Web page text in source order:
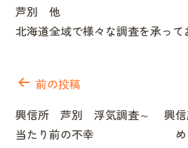
芦別 他
北海道全域で様々な調査を承って
稿
ビ
ゲ
前の投稿
興信所 芦別 浮気調査～
当たり前の不幸
興